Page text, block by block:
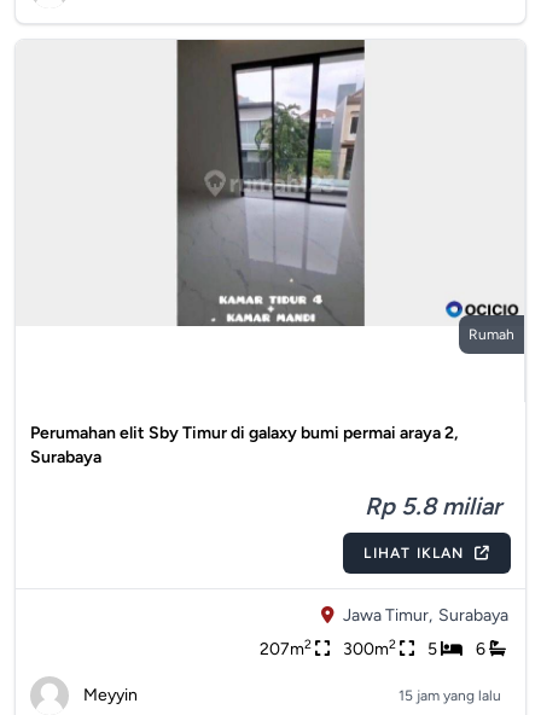
Rumah
Perumahan elit Sby Timur di galaxy bumi permai araya 2,
Surabaya
Rp 5.8 miliar
LIHAT IKLAN
Jawa Timur, Surabaya
207m2 300m2 5 6
Meyyin 15 jam yang lalu